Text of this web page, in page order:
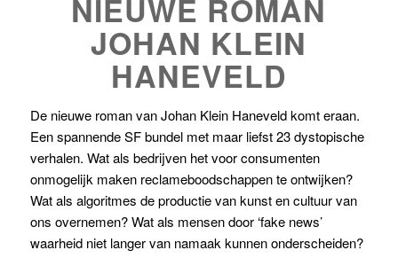
NIEUWE ROMAN
JOHAN KLEIN
HANEVELD
De nieuwe roman van Johan Klein Haneveld komt eraan.
Een spannende SF bundel met maar liefst 23 dystopische
verhalen. Wat als bedrijven het voor consumenten
onmogelijk maken reclameboodschappen te ontwijken?
Wat als algoritmes de productie van kunst en cultuur van
ons overnemen? Wat als mensen door ‘fake news’
waarheid niet langer van namaak kunnen onderscheiden?